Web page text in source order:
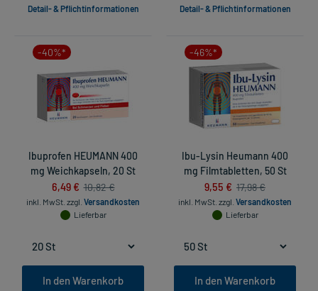
Detail- & Pflichtinformationen Detail- & Pflichtinformationen
-40%*
Ibuprofen HEUMANN 400
mg Weichkapseln, 20 St
6,49 € 10,82 €
inkl. MwSt. zzgl. Versandkosten
Lieferbar
In den Warenkorb
-46%*
Ibu-Lysin Heumann 400
mg Filmtabletten, 50 St
9,55 € 17,98 €
inkl. MwSt. zzgl. Versandkosten
Lieferbar
In den Warenkorb